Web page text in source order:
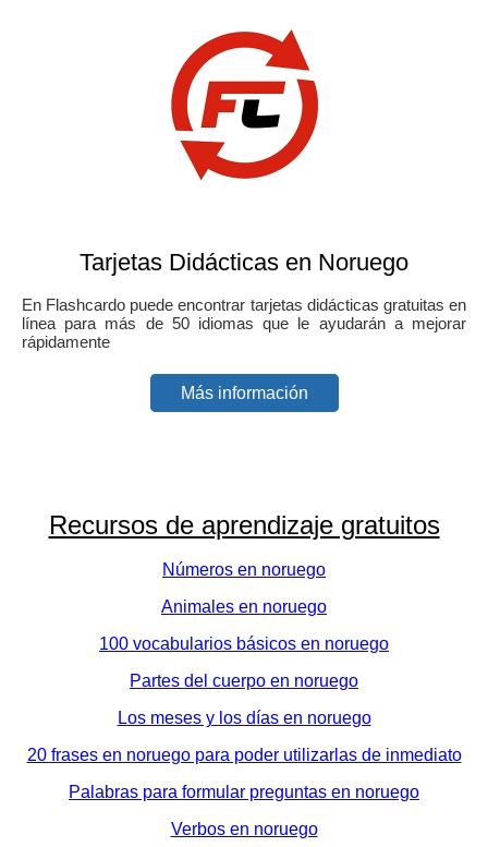
Tarjetas Didácticas en Noruego
En Flashcardo puede encontrar tarjetas didácticas gratuitas en
línea para más de 50 idiomas que le ayudarán a mejorar
rápidamente
Más información
Recursos de aprendizaje gratuitos
Números en noruego
Animales en noruego
100 vocabularios básicos en noruego
Partes del cuerpo en noruego
Los meses y los días en noruego
20 frases en noruego para poder utilizarlas de inmediato
Palabras para formular preguntas en noruego
Verbos en noruego